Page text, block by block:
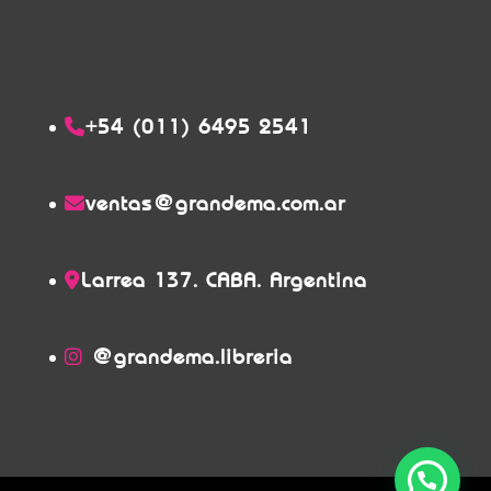
+54 (011) 6495 2541
ventas@grandema.com.ar
Larrea 137. CABA. Argentina
@grandema.libreria